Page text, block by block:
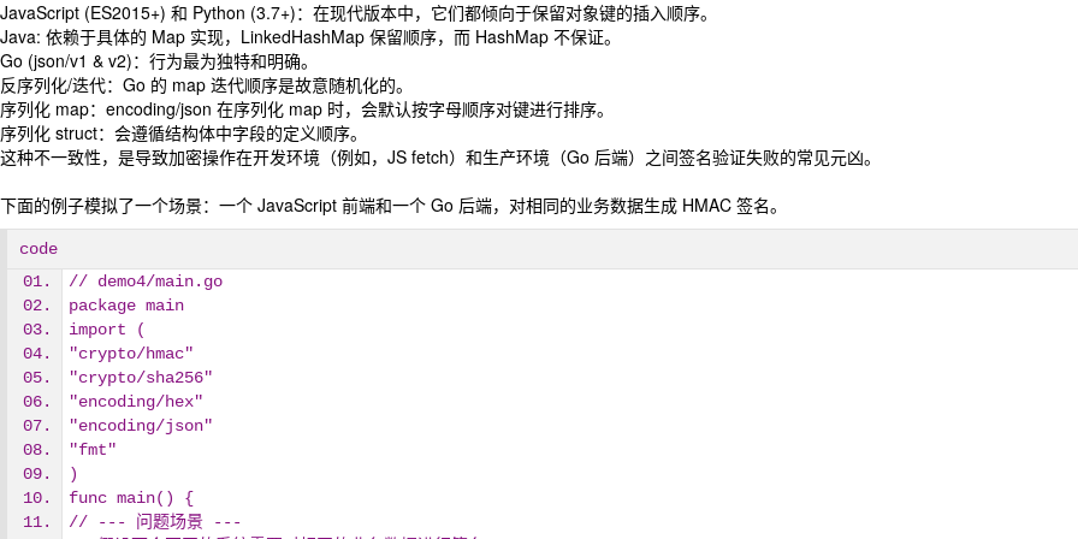
JavaScript (ES2015+) 和 Python (3.7+)：在现代版本中，它们都倾向于保留对象键的插入顺序。
Java: 依赖于具体的 Map 实现，LinkedHashMap 保留顺序，而 HashMap 不保证。
Go (json/v1 & v2)：行为最为独特和明确。
反序列化/迭代：Go 的 map 迭代顺序是故意随机化的。
序列化 map：encoding/json 在序列化 map 时，会默认按字母顺序对键进行排序。
序列化 struct：会遵循结构体中字段的定义顺序。
这种不一致性，是导致加密操作在开发环境（例如，JS fetch）和生产环境（Go 后端）之间签名验证失败的常见元凶。
下面的例子模拟了一个场景：一个 JavaScript 前端和一个 Go 后端，对相同的业务数据生成 HMAC 签名。
code
// demo4/main.go
package main
import (
"crypto/hmac"
"crypto/sha256"
"encoding/hex"
"encoding/json"
"fmt"
)
func main() {
// --- 问题场景 ---